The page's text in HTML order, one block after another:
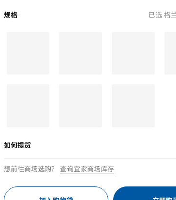
规格 已选 格
如何提货
想前往商场选购？ 查询宜家商场库存